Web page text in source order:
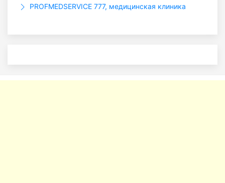
PROFMEDSERVICE 777, медицинская клиника